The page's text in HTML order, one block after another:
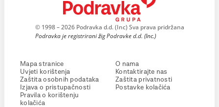
© 1998 – 2026 Podravka d.d. (Inc) Sva prava pridržana
Podravka je registrirani žig Podravke d.d. (Inc.)
Mapa stranice
Uvjeti korištenja
Zaštita osobnih podataka
Izjava o pristupačnosti
Pravila o korištenju
kolačića
O nama
Kontaktirajte nas
Zaštita privatnosti
Postavke kolačića